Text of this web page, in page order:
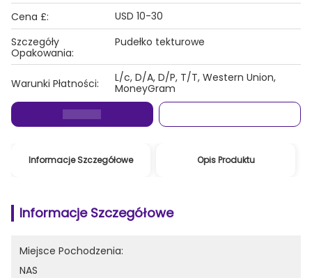
Cena £:
USD 10-30
Szczegóły
Opakowania:
Pudełko tekturowe
Warunki Płatności:
L/c, D/A, D/P, T/T, Western Union,
MoneyGram
Informacje Szczegółowe Opis Produktu
Informacje Szczegółowe
Miejsce Pochodzenia:
NAS